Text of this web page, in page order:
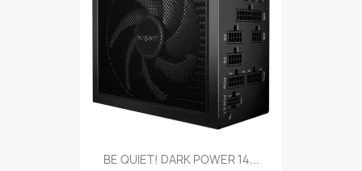
BE QUIET! DARK POWER 14...